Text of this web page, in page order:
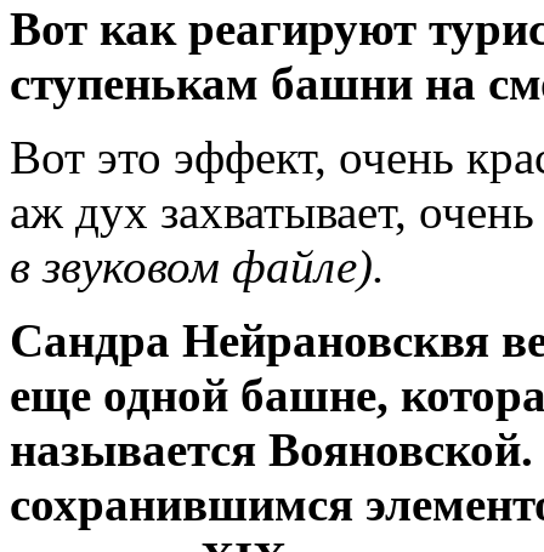
Вот как реагируют
ступенькам башни на
Вот это эффект, очень
аж дух захватывает,
в звуковом файле).
Сандра Нейрановсквя
еще одной башне,
называется
сохранившимся